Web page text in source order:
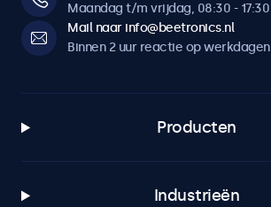
Maandag t/m vrijdag, 08:30 - 17:30
Mail naar info@beetronics.nl
Binnen 2 uur reactie op werkdagen
Producten
Industrieën